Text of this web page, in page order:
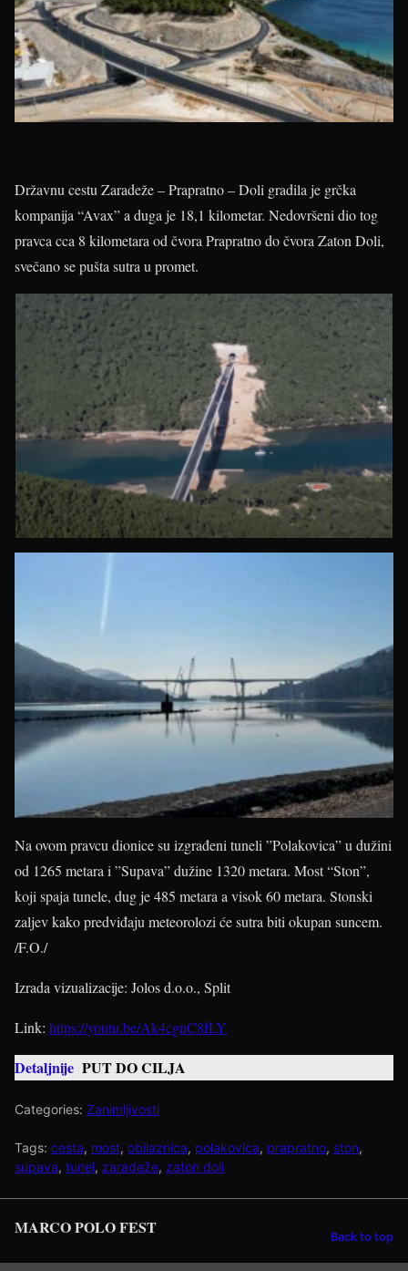
Državnu cestu Zaradeže – Prapratno – Doli gradila je grčka
kompanija “Avax” a duga je 18,1 kilometar. Nedovršeni dio tog
pravca cca 8 kilometara od čvora Prapratno do čvora Zaton Doli,
svečano se pušta sutra u promet.
Na ovom pravcu dionice su izgrađeni tuneli ”Polakovica” u dužini
od 1265 metara i ”Supava” dužine 1320 metara. Most “Ston”,
koji spaja tunele, dug je 485 metara a visok 60 metara. Stonski
zaljev kako predviđaju meteorolozi će sutra biti okupan suncem.
/F.O./
Izrada vizualizacije: Jolos d.o.o., Split
Link: https://youtu.be/Ak4cgnC8fLY
Detaljnije PUT DO CILJA
Categories: Zanimljivosti
Tags: cesta, most, obilaznica, polakovica, prapratno, ston,
supava, tunel, zaradeže, zaton doli
MARCO POLO FEST Back to top